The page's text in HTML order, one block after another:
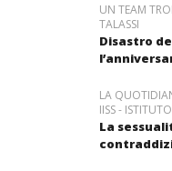
UN TEAM
TALASSI
Disastro
LA
IISS -
La